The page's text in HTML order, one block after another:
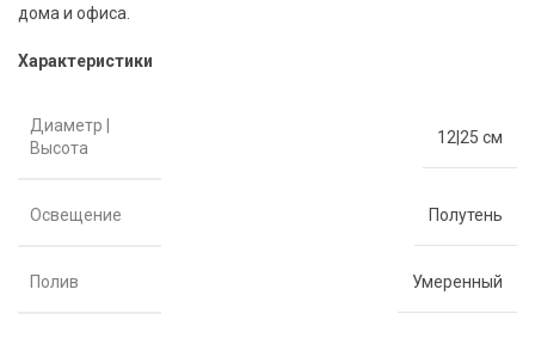
дома и офиса.
Характеристики
Диаметр |
Высота
12|25 см
Освещение Полутень
Полив Умеренный